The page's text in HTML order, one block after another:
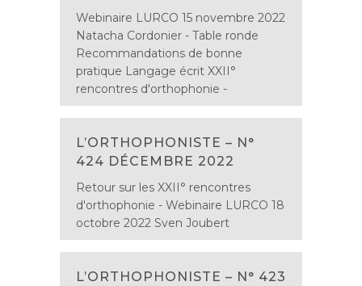
Webinaire LURCO 15 novembre 2022
Natacha Cordonier - Table ronde
Recommandations de bonne
pratique Langage écrit XXII°
rencontres d'orthophonie -
L’ORTHOPHONISTE – N°
424 DÉCEMBRE 2022
Retour sur les XXII° rencontres
d'orthophonie - Webinaire LURCO 18
octobre 2022 Sven Joubert
L’ORTHOPHONISTE – N° 423